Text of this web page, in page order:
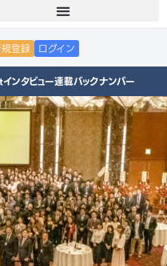
規登録 ログイン
インタビュー連載バックナンバー